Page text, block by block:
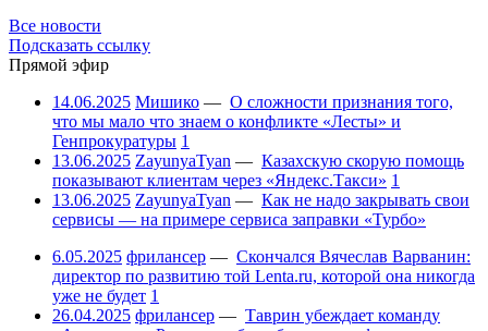
Все новости
Подсказать ссылку
Прямой эфир
14.06.2025 Мишико — О сложности признания того,
что мы мало что знаем о конфликте «Лесты» и
Генпрокуратуры 1
13.06.2025 ZayunyaTyan — Казахскую скорую помощь
показывают клиентам через «Яндекс.Такси» 1
13.06.2025 ZayunyaTyan — Как не надо закрывать свои
сервисы — на примере сервиса заправки «Турбо»
6.05.2025 фрилансер — Скончался Вячеслав Варванин:
директор по развитию той Lenta.ru, которой она никогда
уже не будет 1
26.04.2025 фрилансер — Таврин убеждает команду